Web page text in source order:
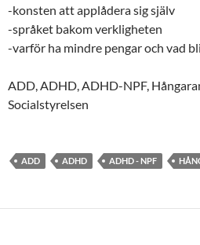
-konsten att applådera sig själv
-språket bakom verkligheten
-varför ha mindre pengar och vad
ADD, ADHD, ADHD-NPF,
Socialstyrelsen
ADD ADHD ADHD - NPF